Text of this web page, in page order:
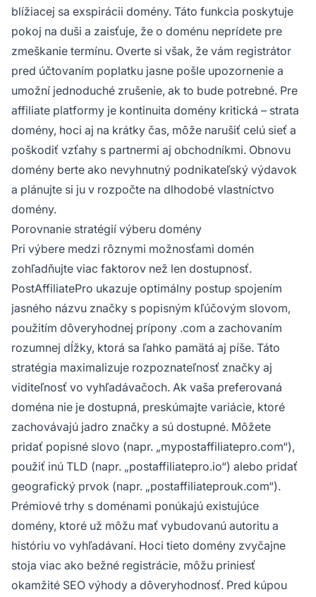
blížiacej sa exspirácii domény. Táto funkcia poskytuje
pokoj na duši a zaisťuje, že o doménu neprídete pre
zmeškanie termínu. Overte si však, že vám registrátor
pred účtovaním poplatku jasne pošle upozornenie a
umožní jednoduché zrušenie, ak to bude potrebné. Pre
affiliate platformy je kontinuita domény kritická – strata
domény, hoci aj na krátky čas, môže narušiť celú sieť a
poškodiť vzťahy s partnermi aj obchodníkmi. Obnovu
domény berte ako nevyhnutný podnikateľský výdavok
a plánujte si ju v rozpočte na dlhodobé vlastníctvo
domény.
Porovnanie stratégií výberu domény
Pri výbere medzi rôznymi možnosťami domén
zohľadňujte viac faktorov než len dostupnosť.
PostAffiliatePro ukazuje optimálny postup spojením
jasného názvu značky s popisným kľúčovým slovom,
použitím dôveryhodnej prípony .com a zachovaním
rozumnej dĺžky, ktorá sa ľahko pamätá aj píše. Táto
stratégia maximalizuje rozpoznateľnosť značky aj
viditeľnosť vo vyhľadávačoch. Ak vaša preferovaná
doména nie je dostupná, preskúmajte variácie, ktoré
zachovávajú jadro značky a sú dostupné. Môžete
pridať popisné slovo (napr. „mypostaffiliatepro.com“),
použiť inú TLD (napr. „postaffiliatepro.io“) alebo pridať
geografický prvok (napr. „postaffiliateprouk.com“).
Prémiové trhy s doménami ponúkajú existujúce
domény, ktoré už môžu mať vybudovanú autoritu a
históriu vo vyhľadávaní. Hoci tieto domény zvyčajne
stoja viac ako bežné registrácie, môžu priniesť
okamžité SEO výhody a dôveryhodnosť. Pred kúpou